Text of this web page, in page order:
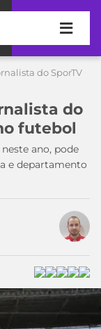
do SporTV
do
futebol
ano, pode
e departamento